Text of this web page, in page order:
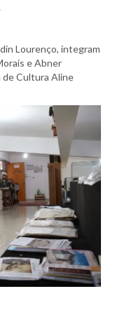
Lourenço, integram
e Abner
de Cultura Aline